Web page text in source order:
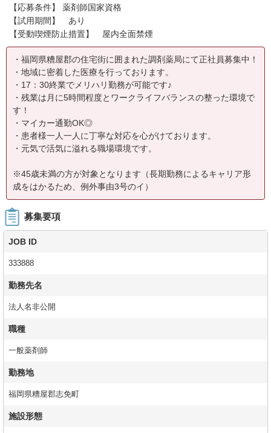
【応募条件】 薬剤師国家資格
【試用期間】 あり
【受動喫煙防止措置】 屋内全面禁煙
・福岡県糟屋郡の住宅街に囲まれた調剤薬局にて正社員募集中！
・地域に密着した医療を行っております。
・17：30終業でメリハリ勤務が可能です♪
・残業は月に5時間程度とワークライフバランスの整った環境で
す！
・マイカー通勤OK◎
・患者様一人一人に丁寧な対応を心がけております。
・元気で活気に溢れる職場環境です。
※45歳未満の方が対象となります（長期勤務によるキャリア形
成をはかるため、例外事由3号のイ）
募集要項
JOB ID
333888
勤務先名
法人名非公開
職種
一般薬剤師
勤務地
福岡県糟屋郡志免町
施設形態